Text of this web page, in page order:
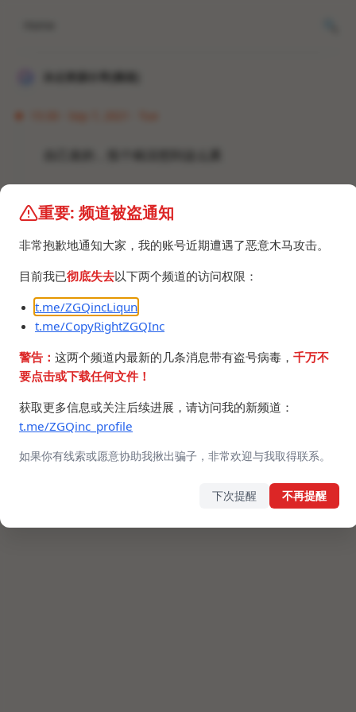
©2024 ZGQ Inc.All rights reserved.
重要: 频道被盗通知
非常抱歉地通知大家，我的账号近期遭遇了恶意木马攻击。
目前我已彻底失去以下两个频道的访问权限：
t.me/ZGQincLiqun
t.me/CopyRightZGQInc
警告： 这两个频道内最新的几条消息带有盗号病毒， 千万不
要点击或下载任何文件！
获取更多信息或关注后续进展，请访问我的新频道：
t.me/ZGQinc_profile
如果你有线索或愿意协助我揪出骗子，非常欢迎与我取得联系。
下次提醒 不再提醒